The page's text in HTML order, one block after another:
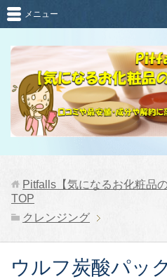
メニュー
Pitfalls【気になるお化粧品
TOP
クレンジング
ウルフ炭酸パッ